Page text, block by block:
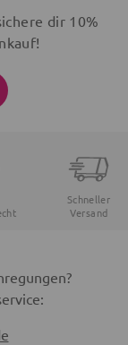
dir 10%
Schneller
Versand